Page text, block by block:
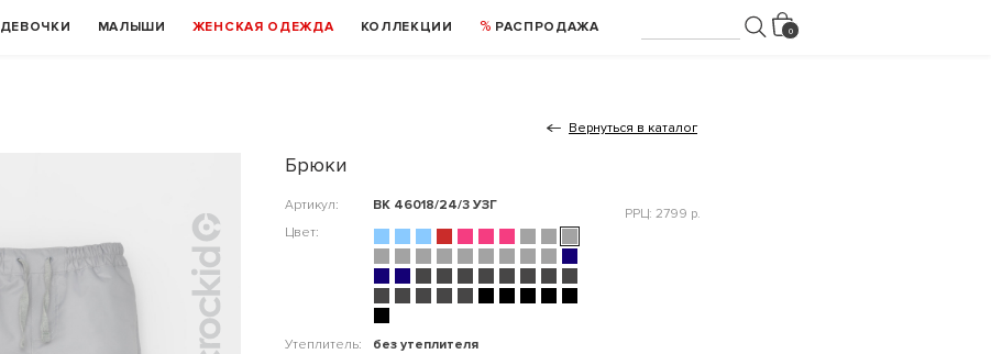
ДЕВОЧКИ МАЛЫШИ ЖЕНСКАЯ ОДЕЖДА КОЛЛЕКЦИИ РАСПРОДАЖА
Вернуться в каталог
Брюки
Артикул:
ВК 46018/24/3 УЗГ
Цвет:
Утеплитель:
без утеплителя
РРЦ: 2799 р.